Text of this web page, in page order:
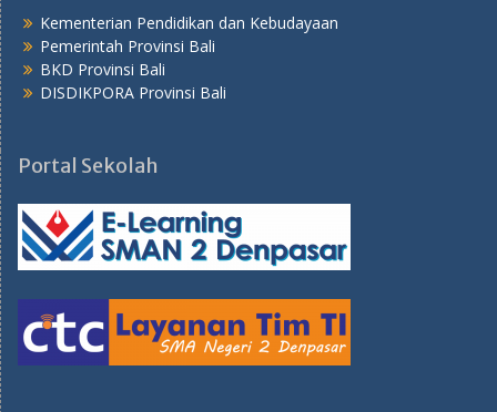
Kementerian Pendidikan dan Kebudayaan
Pemerintah Provinsi Bali
BKD Provinsi Bali
DISDIKPORA Provinsi Bali
Portal Sekolah